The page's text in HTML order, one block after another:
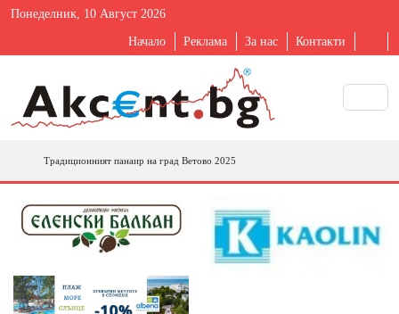
Понеделник, 10 Август 2026
Начало Реклама За нас Контакти
Традиционният панаир на град Ветово 2025